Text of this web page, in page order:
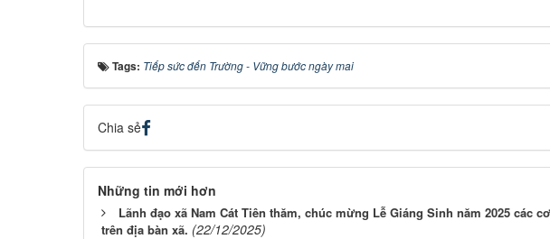
Tags: Tiếp sức đến Trường - Vững bước ngày mai
Chia sẻ
Những tin mới hơn
Lãnh đạo xã Nam Cát Tiên thăm, chúc mừng Lễ Giáng Sinh năm 2025 các
trên địa bàn xã. (22/12/2025)